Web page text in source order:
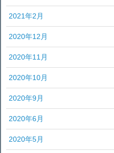
2021年2月
2020年12月
2020年11月
2020年10月
2020年9月
2020年6月
2020年5月